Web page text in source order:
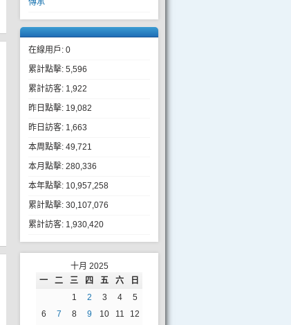
傳承
在線用戶: 0
累計點擊: 5,596
累計訪客: 1,922
昨日點擊: 19,082
昨日訪客: 1,663
本周點擊: 49,721
本月點擊: 280,336
本年點擊: 10,957,258
累計點擊: 30,107,076
累計訪客: 1,930,420
十月 2025
一
二 三 四 五 六 日
1 2 3 4
5
6
7 8 9 10 11
12